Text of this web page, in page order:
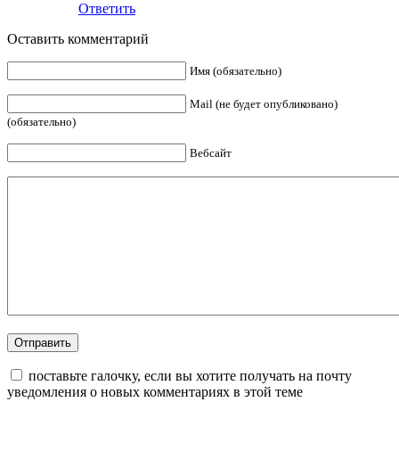
Ответить
Оставить комментарий
Имя (обязательно)
Mail (не будет опубликовано)
(обязательно)
Вебсайт
поставьте галочку, если вы хотите получать на почту
уведомления о новых комментариях в этой теме